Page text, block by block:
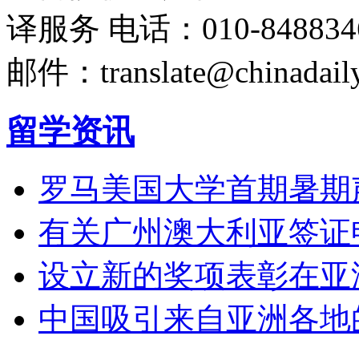
译服务 电话：010-
邮件：
留学资讯
罗马美国大学首期暑
有关广州澳大利亚签
设立新的奖项表彰在
中国吸引来自亚洲各